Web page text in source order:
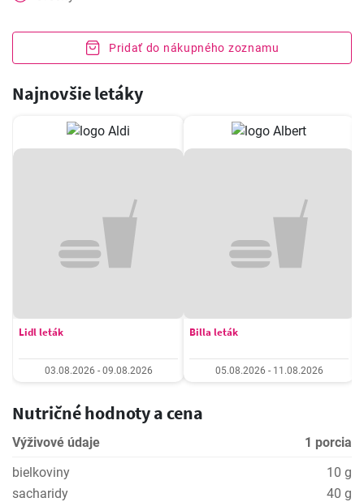
Pridať do nákupného zoznamu
Najnovšie letáky
Lidl leták
03.08.2026 - 09.08.2026
Billa leták
05.08.2026 - 11.08.2026
Nutričné hodnoty a cena
Výživové údaje
1 porcia
bielkoviny
10 g
sacharidy
40 g